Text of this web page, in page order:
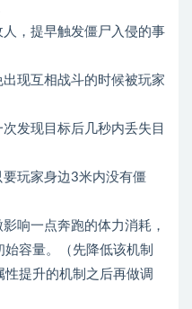
，提早触发僵尸入侵的事
现互相战斗的时候被玩家
发现目标后几秒内丢失目
玩家身边3米内没有僵
响一点奔跑的体力消耗，
容量。（先降低该机制
提升的机制之后再做调